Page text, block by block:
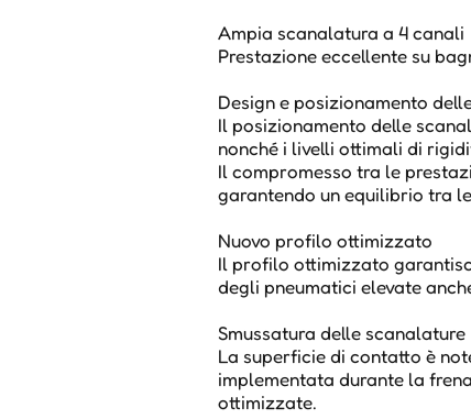
Ampia scanalatura a 4 canali
Prestazione eccellente su
Design e posizionamento
Il posizionamento delle
nonché i livelli ottimali di
Il compromesso tra le
garantendo un equilibrio tra
Nuovo profilo ottimizzato
Il profilo ottimizzato
degli pneumatici elevate
Smussatura delle scanalature
La superficie di contatto è
implementata durante la
ottimizzate.